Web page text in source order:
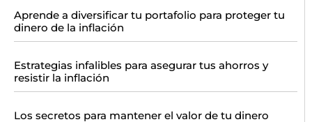
Aprende a diversificar tu portafolio para proteger tu
dinero de la inflación
Estrategias infalibles para asegurar tus ahorros y
resistir la inflación
Los secretos para mantener el valor de tu dinero